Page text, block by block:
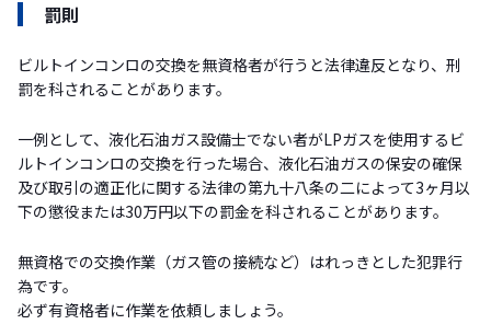
罰則
ビルトインコンロの交換を無資格者が行うと法律違反となり、刑
罰を科されることがあります。
一例として、液化石油ガス設備士でない者がLPガスを使用するビ
ルトインコンロの交換を行った場合、液化石油ガスの保安の確保
及び取引の適正化に関する法律の第九十八条の二によって3ヶ月以
下の懲役または30万円以下の罰金を科されることがあります。
無資格での交換作業（ガス管の接続など）はれっきとした犯罪行
為です。
必ず有資格者に作業を依頼しましょう。